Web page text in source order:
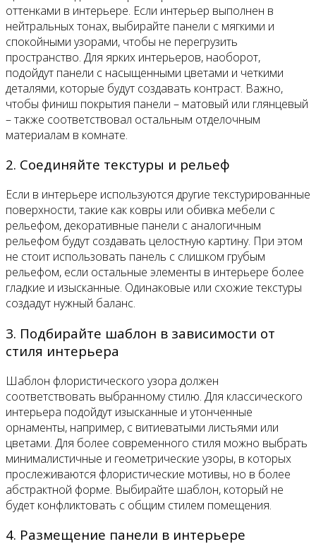
оттенками в интерьере. Если интерьер выполнен в
нейтральных тонах, выбирайте панели с мягкими и
спокойными узорами, чтобы не перегрузить
пространство. Для ярких интерьеров, наоборот,
подойдут панели с насыщенными цветами и четкими
деталями, которые будут создавать контраст. Важно,
чтобы финиш покрытия панели – матовый или глянцевый
– также соответствовал остальным отделочным
материалам в комнате.
2. Соединяйте текстуры и рельеф
Если в интерьере используются другие текстурированные
поверхности, такие как ковры или обивка мебели с
рельефом, декоративные панели с аналогичным
рельефом будут создавать целостную картину. При этом
не стоит использовать панель с слишком грубым
рельефом, если остальные элементы в интерьере более
гладкие и изысканные. Одинаковые или схожие текстуры
создадут нужный баланс.
3. Подбирайте шаблон в зависимости от
стиля интерьера
Шаблон флористического узора должен
соответствовать выбранному стилю. Для классического
интерьера подойдут изысканные и утонченные
орнаменты, например, с витиеватыми листьями или
цветами. Для более современного стиля можно выбрать
минималистичные и геометрические узоры, в которых
прослеживаются флористические мотивы, но в более
абстрактной форме. Выбирайте шаблон, который не
будет конфликтовать с общим стилем помещения.
4. Размещение панели в интерьере